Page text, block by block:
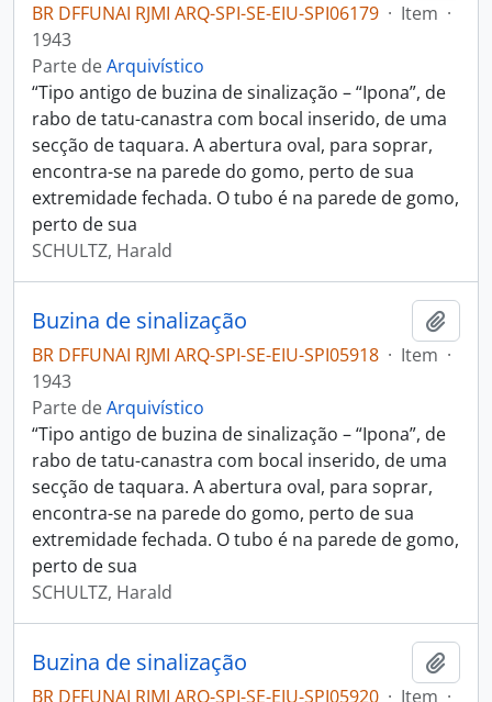
BR DFFUNAI RJMI ARQ-SPI-SE-EIU-SPI06179 · Item ·
1943
Parte deArquivístico
“Tipo antigo de buzina de sinalização – “Ipona”, de
rabo de tatu-canastra com bocal inserido, de uma
secção de taquara. A abertura oval, para soprar,
encontra-se na parede do gomo, perto de sua
extremidade fechada. O tubo é na parede de gomo,
perto de sua
SCHULTZ, Harald
Buzina de sinalização
BR DFFUNAI RJMI ARQ-SPI-SE-EIU-SPI05918 · Item ·
1943
Parte deArquivístico
“Tipo antigo de buzina de sinalização – “Ipona”, de
rabo de tatu-canastra com bocal inserido, de uma
secção de taquara. A abertura oval, para soprar,
encontra-se na parede do gomo, perto de sua
extremidade fechada. O tubo é na parede de gomo,
perto de sua
SCHULTZ, Harald
Buzina de sinalização
BR DFFUNAI RJMI ARQ-SPI-SE-EIU-SPI05920 · Item ·